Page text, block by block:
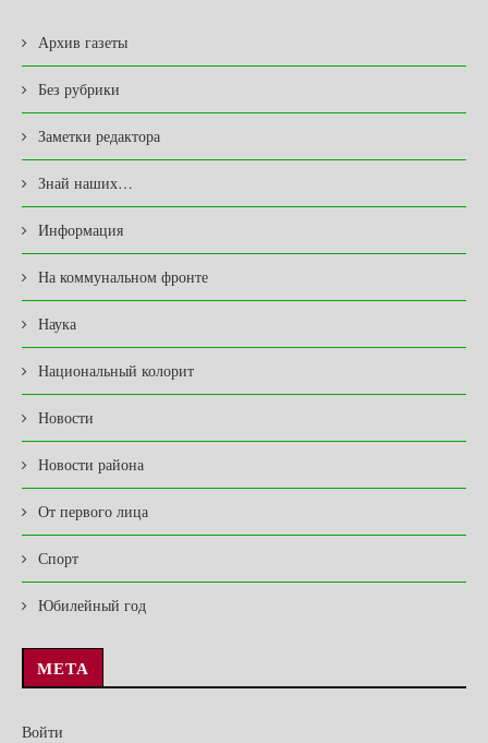
Архив газеты
Без рубрики
Заметки редактора
Знай наших…
Информация
На коммунальном фронте
Наука
Национальный колорит
Новости
Новости района
От первого лица
Спорт
Юбилейный год
МЕТА
Войти